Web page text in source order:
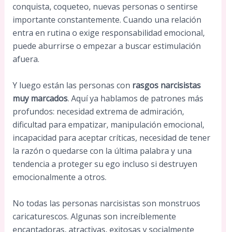
conquista, coqueteo, nuevas personas o sentirse
importante constantemente. Cuando una relación
entra en rutina o exige responsabilidad emocional,
puede aburrirse o empezar a buscar estimulación
afuera.
Y luego están las personas con rasgos narcisistas
muy marcados. Aquí ya hablamos de patrones más
profundos: necesidad extrema de admiración,
dificultad para empatizar, manipulación emocional,
incapacidad para aceptar críticas, necesidad de tener
la razón o quedarse con la última palabra y una
tendencia a proteger su ego incluso si destruyen
emocionalmente a otros.
No todas las personas narcisistas son monstruos
caricaturescos. Algunas son increíblemente
encantadoras, atractivas, exitosas y socialmente